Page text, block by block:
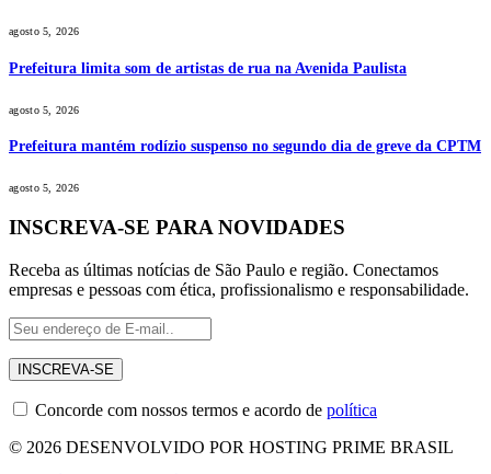
agosto 5, 2026
Prefeitura limita som de artistas de rua na Avenida Paulista
agosto 5, 2026
Prefeitura mantém rodízio suspenso no segundo dia de greve da CPTM
agosto 5, 2026
INSCREVA-SE PARA NOVIDADES
Receba as últimas notícias de São Paulo e região. Conectamos
empresas e pessoas com ética, profissionalismo e responsabilidade.
Concorde com nossos termos e acordo de política
© 2026 DESENVOLVIDO POR HOSTING PRIME BRASIL